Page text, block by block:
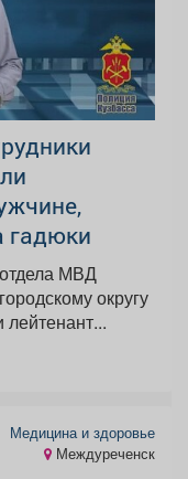
гадюки
МВД
округу
Медицина и здоровье
Междуреченск